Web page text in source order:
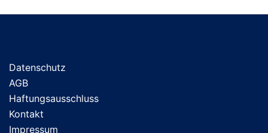
Datenschutz
AGB
Haftungsausschluss
Kontakt
Impressum